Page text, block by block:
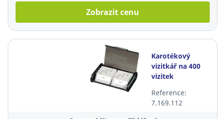
Zobrazit cenu
Karotékový
vizitkář na 400
vizitek
Line
Reference:
7.169.112